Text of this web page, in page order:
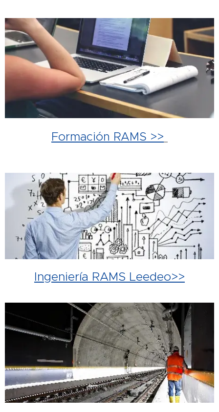
Formación RAMS >>
Ingeniería RAMS Leedeo>>